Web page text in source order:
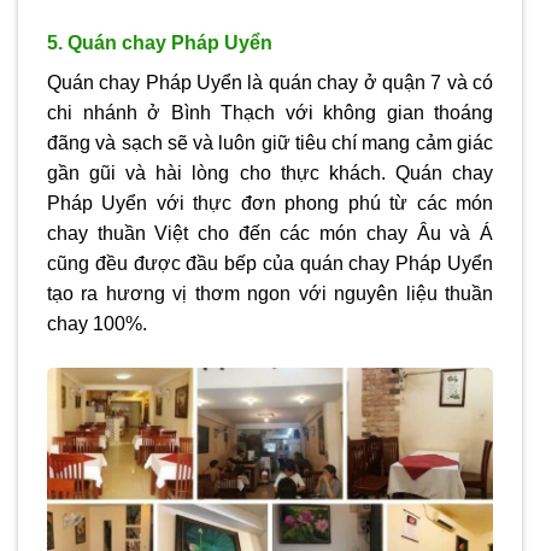
5. Quán chay Pháp Uyển
Quán chay Pháp Uyển là quán chay ở quận 7 và có
chi nhánh ở Bình Thạch với không gian thoáng
đãng và sạch sẽ và luôn giữ tiêu chí mang cảm giác
gần gũi và hài lòng cho thực khách. Quán chay
Pháp Uyển với thực đơn phong phú từ các món
chay thuần Việt cho đến các món chay Âu và Á
cũng đều được đầu bếp của quán chay Pháp Uyển
tạo ra hương vị thơm ngon với nguyên liệu thuần
chay 100%.